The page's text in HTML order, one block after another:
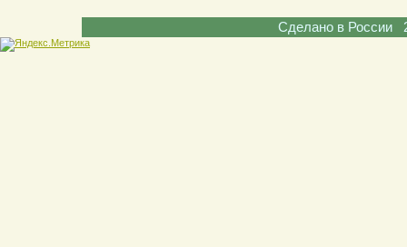
Сделано в России